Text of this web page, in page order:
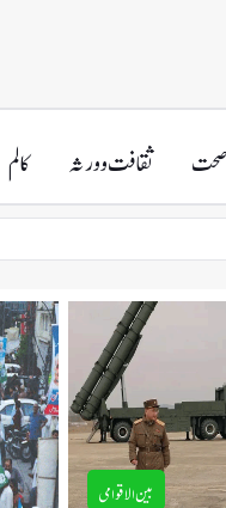
صحت ثقافت و ورثہ کالم
بین الاقوامی